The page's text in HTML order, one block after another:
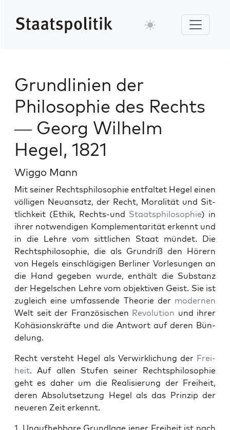
Grundlinien der
Philosophie des Rechts
— Georg Wilhelm
Hegel, 1821
Wiggo Mann
Mit sein­er Recht­sphiloso­phie ent­fal­tet Hegel einen
völ­li­gen Neuansatz, der Recht, Moral­ität und Sit­
tlichkeit (Ethik, Rechts-und Staat­sphiloso­phie) in
ihrer notwendi­gen Kom­ple­men­tar­ität erken­nt und
in die Lehre vom sit­tlichen Staat mün­det. Die
Recht­sphiloso­phie, die als Grun­driß den Hör­ern
von Hegels ein­schlägi­gen Berlin­er Vor­lesun­gen an
die Hand gegeben wurde, enthält die Sub­stanz
der Hegelschen Lehre vom objek­tiv­en Geist. Sie ist
zugle­ich eine umfassende The­o­rie der mod­er­nen
Welt seit der Franzö­sis­chen Rev­o­lu­tion und ihrer
Kohä­sion­skräfte und die Antwort auf deren Bün­
delung.
Recht ver­ste­ht Hegel als Ver­wirk­lichung der Frei­
heit. Auf allen Stufen sein­er Recht­sphiloso­phie
geht es daher um die Real­isierung der Frei­heit,
deren Abso­lut­set­zung Hegel als das Prinzip der
neueren Zeit erken­nt.
1. Unaufheb­bare Grund­lage jen­er Frei­heit ist nach